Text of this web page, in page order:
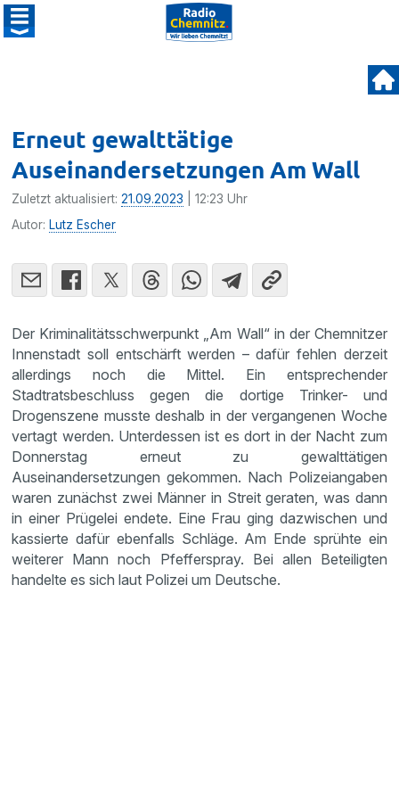
Erneut gewalttätige
Auseinandersetzungen Am Wall
Zuletzt aktualisiert:21.09.2023 | 12:23 Uhr
Autor: Lutz Escher
Der Kriminalitätsschwerpunkt „Am Wall“ in der Chemnitzer
Innenstadt soll entschärft werden – dafür fehlen derzeit
allerdings noch die Mittel. Ein entsprechender
Stadtratsbeschluss gegen die dortige Trinker- und
Drogenszene musste deshalb in der vergangenen Woche
vertagt werden. Unterdessen ist es dort in der Nacht zum
Donnerstag erneut zu gewalttätigen
Auseinandersetzungen gekommen. Nach Polizeiangaben
waren zunächst zwei Männer in Streit geraten, was dann
in einer Prügelei endete. Eine Frau ging dazwischen und
kassierte dafür ebenfalls Schläge. Am Ende sprühte ein
weiterer Mann noch Pfefferspray. Bei allen Beteiligten
handelte es sich laut Polizei um Deutsche.